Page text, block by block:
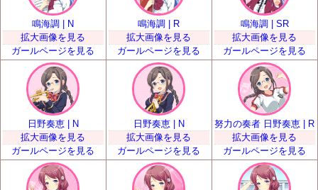
鳴海調 | N
拡大画像を見る
ガールページを見る
鳴海調 | R
拡大画像を見る
ガールページを見る
鳴海調 | SR
拡大画像を見る
ガールページを見る
日野奏恵 | N
拡大画像を見る
ガールページを見る
日野奏恵 | N
拡大画像を見る
ガールページを見る
努力の奏者 日野奏恵 | R
拡大画像を見る
ガールページを見る